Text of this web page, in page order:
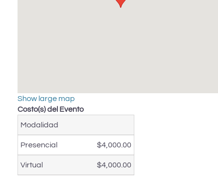
Show large map
Costo(s) del Evento
Modalidad
Presencial $4,000.00
Virtual $4,000.00